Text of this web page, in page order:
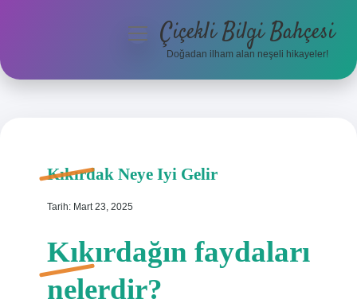
Anasayfa
menüyüÇiçekli Bilgi Bahçesi
Doğadan ilham alan neşeli hikayeler!
Kıkırdak Neye Iyi Gelir
Tarih: Mart 23, 2025
Kıkırdağın faydaları
nelerdir?